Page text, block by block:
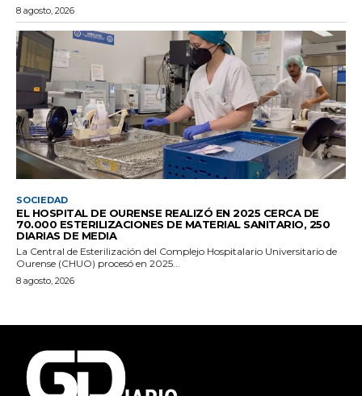
8 agosto, 2026
SOCIEDAD
EL HOSPITAL DE OURENSE REALIZÓ EN 2025 CERCA DE
70.000 ESTERILIZACIONES DE MATERIAL SANITARIO, 250
DIARIAS DE MEDIA
La Central de Esterilización del Complejo Hospitalario Universitario de
Ourense (CHUO) procesó en 2025...
8 agosto, 2026